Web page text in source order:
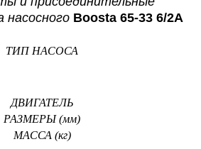
насосного Boosta 65-33 6/2A
ТИП НАСОСА
ДВИГАТЕЛЬ
РАЗМЕРЫ (мм)
МАССА (кг)